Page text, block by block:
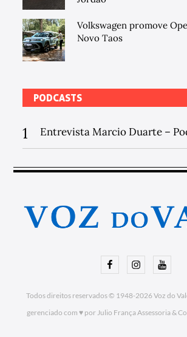
Volkswagen promove
Novo Taos
PODCASTS
1 Entrevista Marcio Duarte –
FacebookInstagramYoutube
Todos direitos reservados © 1948-2026Voz do
gerenciado com ♥ por Julio França Assessoria&